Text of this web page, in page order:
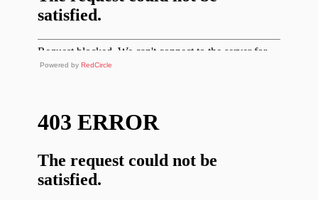
Powered by RedCircle